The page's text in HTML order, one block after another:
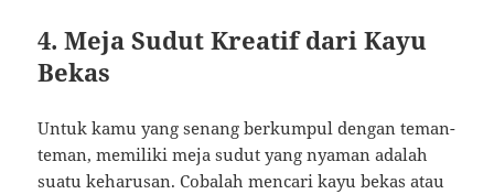
4. Meja Sudut Kreatif dari Kayu
Bekas
Untuk kamu yang senang berkumpul dengan teman-
teman, memiliki meja sudut yang nyaman adalah
suatu keharusan. Cobalah mencari kayu bekas atau